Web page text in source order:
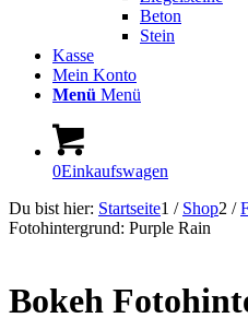
Beton
Stein
Kasse
Mein Konto
Menü Menü
0Einkaufswagen
Du bist hier: Startseite1 / Shop2 /
Fotohintergrund: Purple Rain
Bokeh